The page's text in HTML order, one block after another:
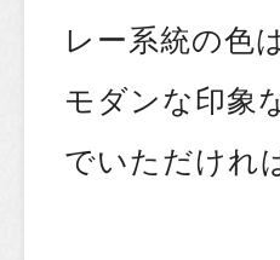
レー系統の色
モダンな印象
でいただけれ